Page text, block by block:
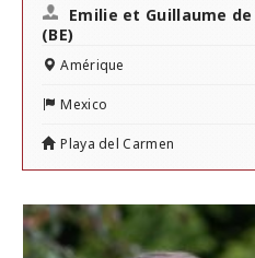
Emilie et Guillaume
(BE)
Amérique
Mexico
Playa del Carmen